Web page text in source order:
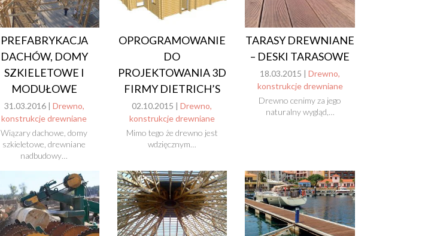
PREFABRYKACJA
DACHÓW, DOMY
SZKIELETOWE I
MODUŁOWE
31.03.2016 | Drewno,
konstrukcje drewniane
Wiązary dachowe, domy
szkieletowe, drewniane
nadbudowy…
OPROGRAMOWANIE
DO
PROJEKTOWANIA 3D
FIRMY DIETRICH’S
02.10.2015 |Drewno,
konstrukcje drewniane
Mimo tego że drewno jest
wdzięcznym…
TARASY DREWNIANE
– DESKI TARASOWE
18.03.2015 |Drewno,
konstrukcje drewniane
Drewno cenimy za jego
naturalny wygląd,…